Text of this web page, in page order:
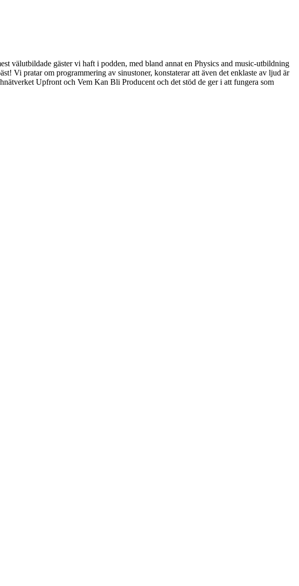
välutbildade gäster vi haft i podden, med bland annat en Physics and music-utbildning
Vi pratar om programmering av sinustoner, konstaterar att även det enklaste av ljud är
Upfront och Vem Kan Bli Producent och det stöd de ger i att fungera som